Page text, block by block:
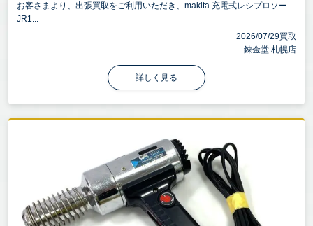
お客さまより、出張買取をご利用いただき、makita 充電式レシプロソー
JR1...
2026/07/29買取
錬金堂 札幌店
詳しく見る